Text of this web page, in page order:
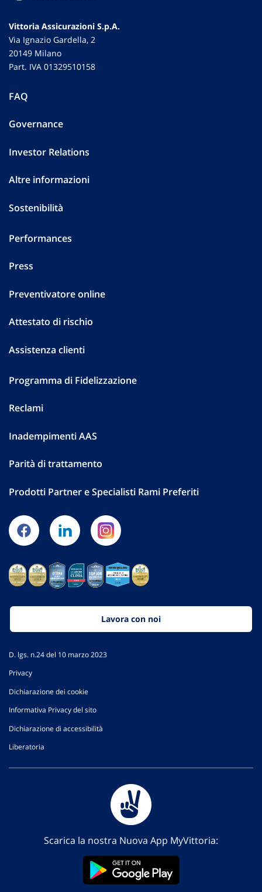
Vittoria Assicurazioni S.p.A.
Via Ignazio Gardella, 2
20149 Milano
Part. IVA 01329510158
FAQ
Governance
Investor Relations
Altre informazioni
Sostenibilità
Performances
Press
Preventivatore online
Attestato di rischio
Assistenza clienti
Programma di Fidelizzazione
Reclami
Inadempimenti AAS
Parità di trattamento
Prodotti Partner e Specialisti Rami Preferiti
Lavora con noi
D. lgs. n.24 del 10 marzo 2023
Privacy
Dichiarazione dei cookie
Informativa Privacy del sito
Dichiarazione di accessibilità
Liberatoria
Scarica la nostra Nuova App MyVittoria: